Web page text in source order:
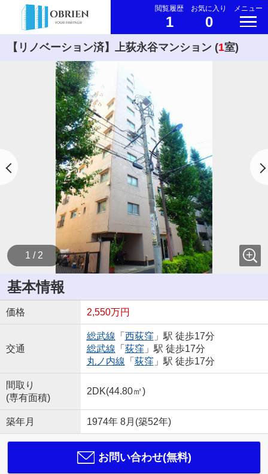
閲覧履歴
1
お気に入り
0
メニュー
【リノベーション済】上荻永谷マンション (1室)
1 / 2
基本情報
価格 2,550万円
交通
総武線 「 西荻窪 」駅 徒歩17分
総武線 「 荻窪 」駅 徒歩17分
丸ノ内線 「 荻窪 」駅 徒歩17分
間取り
(専有面積)
2DK(44.80㎡)
築年月 1974年 8月(築52年)
お問い合わせ(無料)